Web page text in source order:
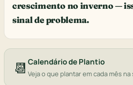
crescimento no inverno —
sinal de problema.
📆Calendário de Plantio
Veja o que plantar em cada mês na